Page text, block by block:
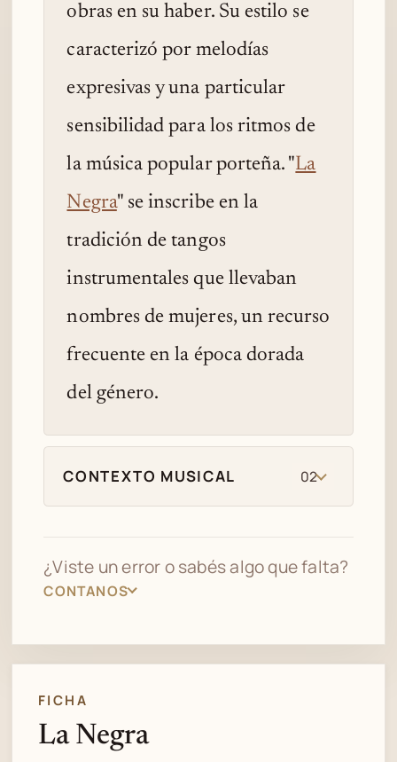
obras en su haber. Su estilo se
caracterizó por melodías
expresivas y una particular
sensibilidad para los ritmos de
la música popular porteña. "La
Negra" se inscribe en la
tradición de tangos
instrumentales que llevaban
nombres de mujeres, un recurso
frecuente en la época dorada
del género.
CONTEXTO MUSICAL 02
¿Viste un error o sabés algo que falta?
CONTANOS
FICHA
La Negra